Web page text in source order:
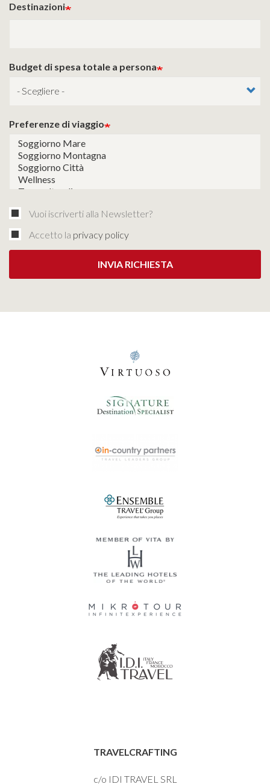
Destinazioni
Budget di spesa totale a persona
Preferenze di viaggio
Vuoi iscriverti alla Newsletter?
Accetto la privacy policy
INVIA RICHIESTA
TRAVELCRAFTING
c/o IDI TRAVEL SRL